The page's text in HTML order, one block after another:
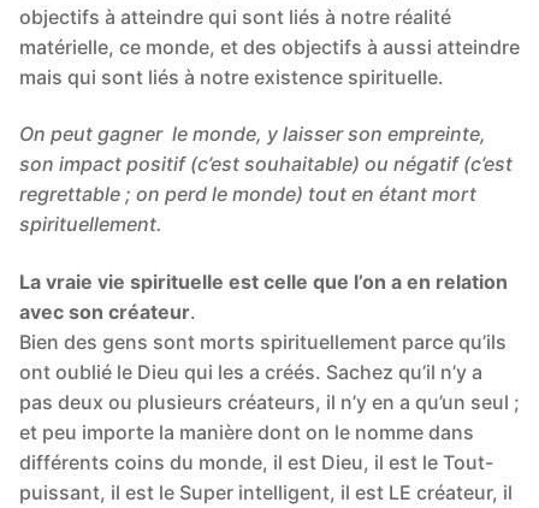
objectifs à atteindre qui sont liés à notre réalité
matérielle, ce monde, et des objectifs à aussi atteindre
mais qui sont liés à notre existence spirituelle.
On peut gagner le monde, y laisser son empreinte,
son impact positif (c’est souhaitable) ou négatif (c’est
regrettable ; on perd le monde) tout en étant mort
spirituellement.
La vraie vie spirituelle est celle que l’on a en relation
avec son créateur.
Bien des gens sont morts spirituellement parce qu’ils
ont oublié le Dieu qui les a créés. Sachez qu’il n’y a
pas deux ou plusieurs créateurs, il n’y en a qu’un seul ;
et peu importe la manière dont on le nomme dans
différents coins du monde, il est Dieu, il est le Tout-
puissant, il est le Super intelligent, il est LE créateur, il